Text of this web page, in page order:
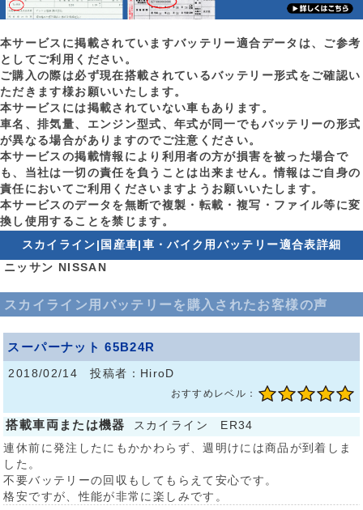
本サービスに掲載されていますバッテリー適合データは、ご参考
としてご利用ください。
ご購入の際は必ず現在搭載されているバッテリー形式をご確認い
ただきます様お願いいたします。
本サービスには掲載されていない車もあります。
車名、排気量、エンジン型式、年式が同一でもバッテリーの形式
が異なる場合がありますのでご注意ください。
本サービスの掲載情報により利用者の方が損害を被った場合で
も、当社は一切の責任を負うことは出来ません。情報はご自身の
責任においてご利用くださいますようお願いいたします。
本サービスのデータを無断で複製・転載・複写・ファイル等に変
換し使用することを禁じます。
スカイライン|国産車|車・バイク用バッテリー適合表詳細
ニッサン NISSAN
スカイライン用バッテリーを購入されたお客様の声
スーパーナット 65B24R
2018/02/14 投稿者：HiroD
おすすめレベル：
搭載車両または機器
スカイライン ER34
連休前に発注したにもかかわらず、週明けには商品が到着しま
した。
不要バッテリーの回収もしてもらえて安心です。
格安ですが、性能が非常に楽しみです。